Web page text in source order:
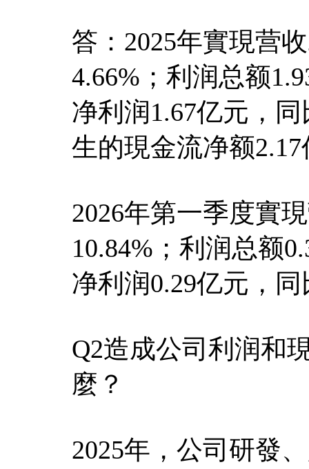
答：2025年實現营
4.66%；利润总额
净利润1.67亿元，
生的現金流净额
2026年第一季度實
10.84%；利润总额
净利润0.29亿元，
Q2造成公司利润和
麼？
2025年，公司研發